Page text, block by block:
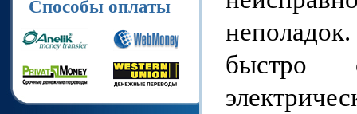
Способы оплаты
быстро